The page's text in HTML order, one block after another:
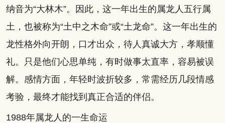
纳音为“大林木”。因此，这一年出生的属龙人五行属
土，也被称为“土中之木命”或“土龙命”。这一年出生的
龙性格外向开朗，口才出众，待人真诚大方，孝顺懂
礼。只是他们心思单纯，有时做事太直率，容易被误
解。感情方面，年轻时波折较多，常需经历几段情感
考验，最终才能找到真正合适的伴侣。
1988年属龙人的一生命运